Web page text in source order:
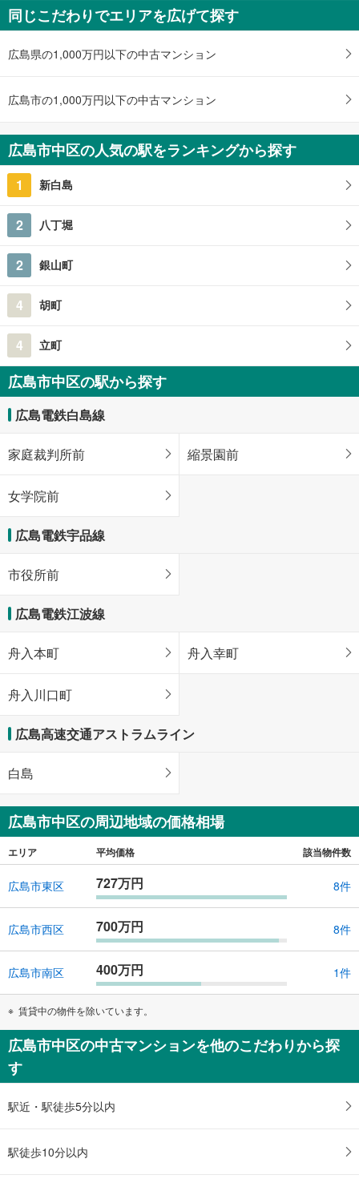
3,390万円～5,690万円
1LDK～3LDK
広島県広島市中区大手町五丁目13番2（地番）
同じこだわりでエリアを広げて探す
広島県の1,000万円以下の中古マンション
広島市の1,000万円以下の中古マンション
広島市中区の人気の駅をランキングから探す
1 新白島
2 八丁堀
2 銀山町
4 胡町
4 立町
広島市中区の駅から探す
広島電鉄白島線
家庭裁判所前 縮景園前
女学院前
広島電鉄宇品線
市役所前
広島電鉄江波線
舟入本町 舟入幸町
舟入川口町
広島高速交通アストラムライン
白島
広島市中区の周辺地域の価格相場
エリア 平均価格 該当物件数
広島市東区 727万円 8件
広島市西区 700万円 8件
広島市南区 400万円 1件
賃貸中の物件を除いています。
広島市中区の中古マンションを他のこだわりから探
す
駅近・駅徒歩5分以内
駅徒歩10分以内